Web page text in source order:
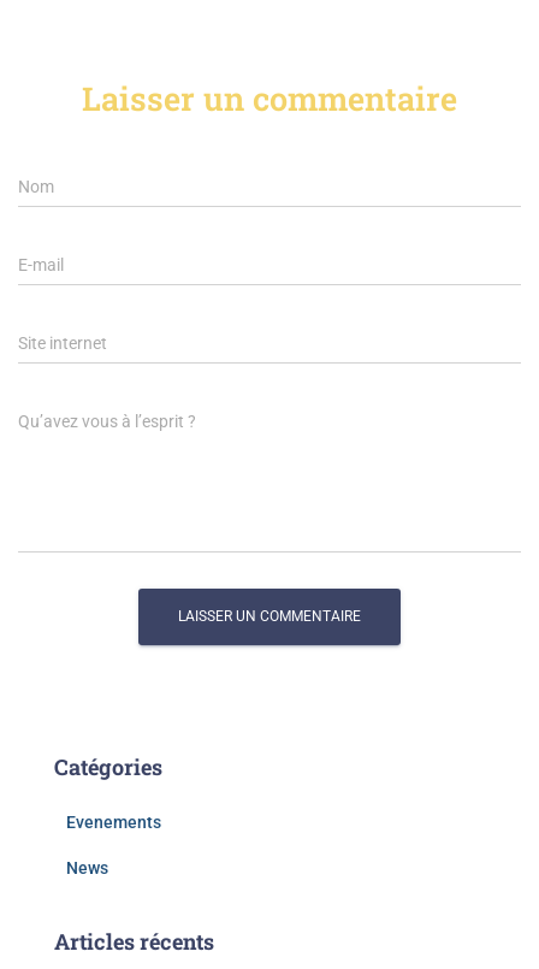
Laisser un commentaire
Nom
E-mail
Site internet
Qu’avez vous à l’esprit ?
Catégories
Evenements
News
Articles récents